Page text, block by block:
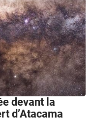
devant la
d’Atacama